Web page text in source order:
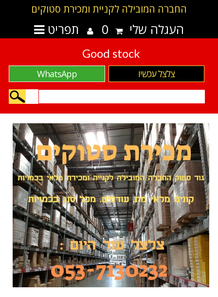
החברה המובילה לקניית ומכירת סטוקים
תפריט העגלה שלי 0
Good stock
WhatsApp צלצל עכשיו